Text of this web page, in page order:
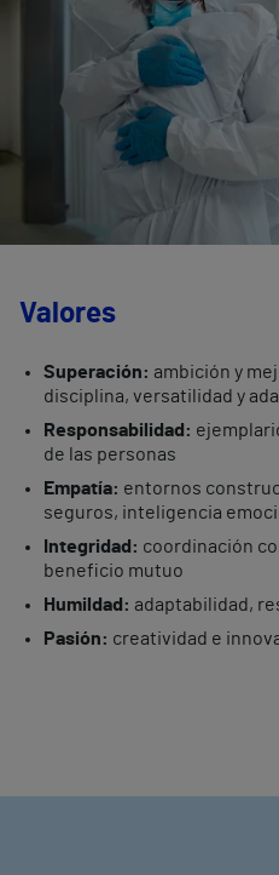
Valores
Superación: ambición y
disciplina, versatilidad y
Responsabilidad:
de las personas
Empatía: entornos
seguros, inteligencia
Integridad: coordinación
beneficio mutuo
Humildad: adaptabilidad,
Pasión: creatividad e